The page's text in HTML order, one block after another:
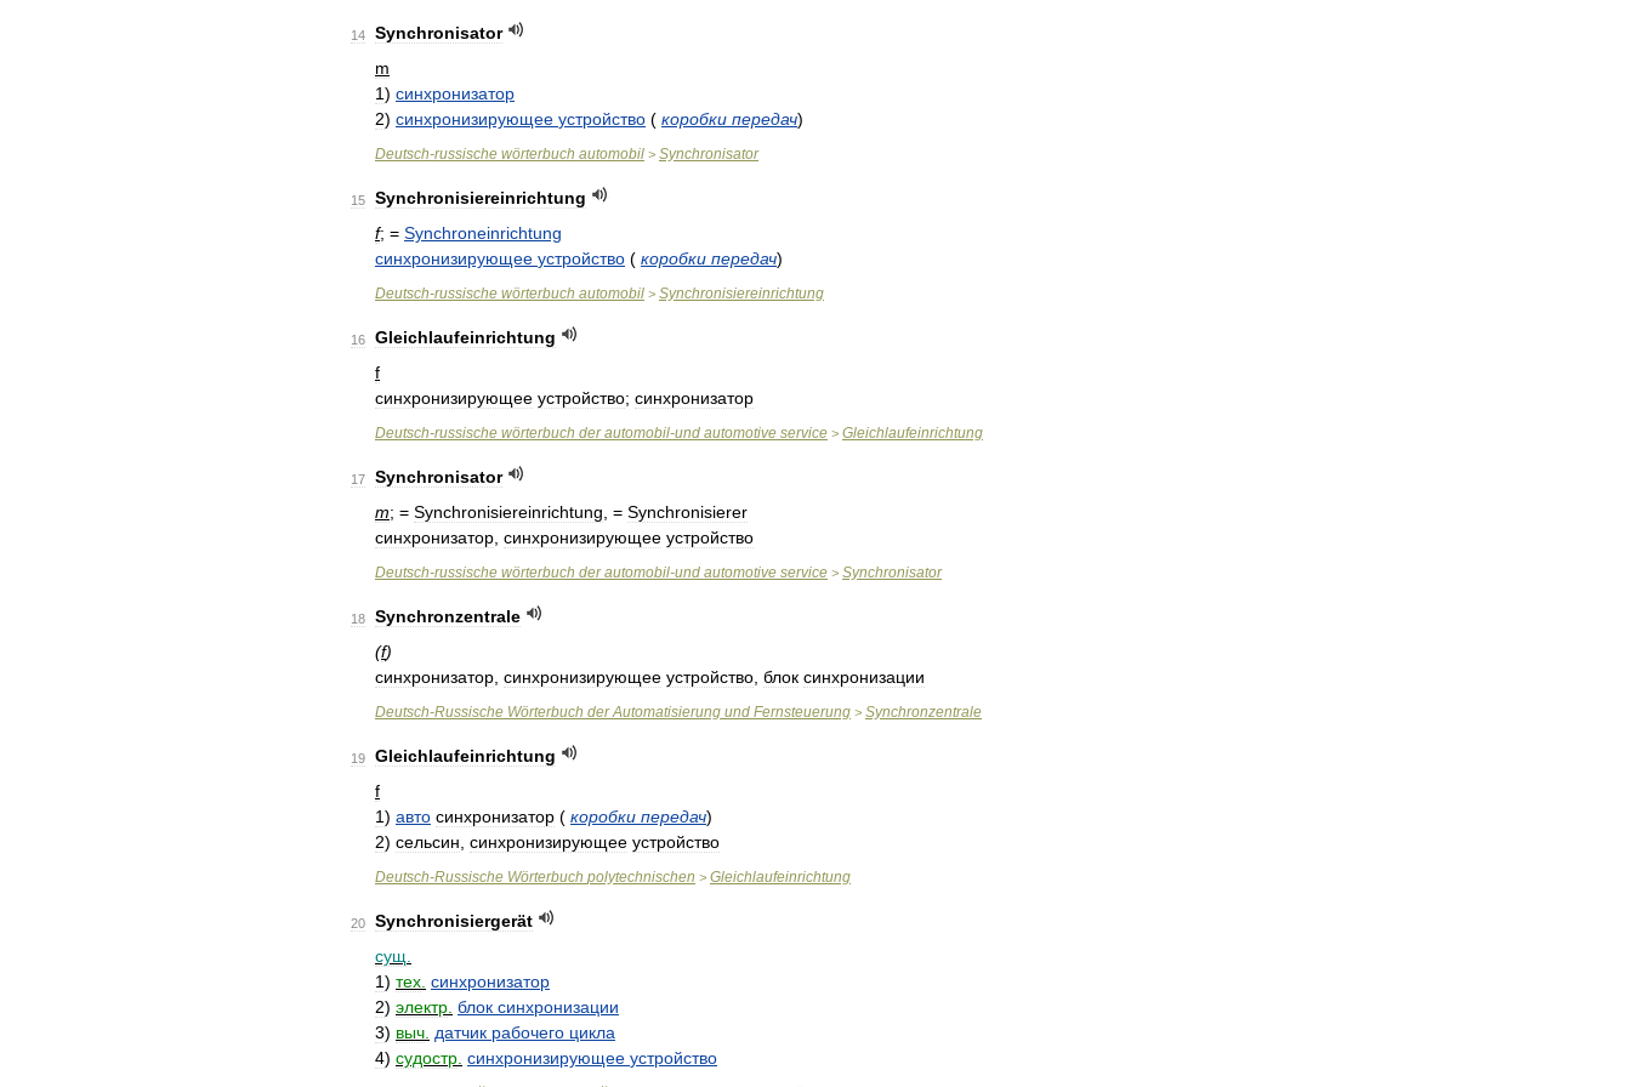
14
Synchronisator
m
1) синхронизатор
2) синхронизирующее устройство ( коробки передач)
Deutsch-russische wörterbuch automobil > Synchronisator
15
Synchronisiereinrichtung
f; = Synchroneinrichtung
синхронизирующее устройство ( коробки передач)
Deutsch-russische wörterbuch automobil > Synchronisiereinrichtung
16
Gleichlaufeinrichtung
f
синхронизирующее устройство; синхронизатор
Deutsch-russische wörterbuch der automobil-und automotive service > Gleichlaufeinrichtung
17
Synchronisator
m; = Synchronisiereinrichtung , = Synchronisierer
синхронизатор синхронизирующее устройство
Deutsch-russische wörterbuch der automobil-und automotive service > Synchronisator
18
Synchronzentrale
(f)
синхронизатор синхронизирующее устройство блок синхронизации
Deutsch-Russische Wörterbuch der Automatisierung und Fernsteuerung > Synchronzentrale
19
Gleichlaufeinrichtung
f
1) авто синхронизатор ( коробки передач)
2) сельсин синхронизирующее устройство
Deutsch-Russische Wörterbuch polytechnischen > Gleichlaufeinrichtung
20
Synchronisiergerät
сущ
1) тех синхронизатор
2) электр блок синхронизации
3) выч датчик рабочего цикла
4) судостр синхронизирующее устройство